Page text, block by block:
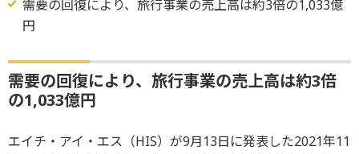
需要の回復により、旅行事業の売上高は約3倍の1,033億
円
需要の回復により、旅行事業の売上高は約3倍
の1,033億円
エイチ・アイ・エス（HIS）が9月13日に発表した2021年11